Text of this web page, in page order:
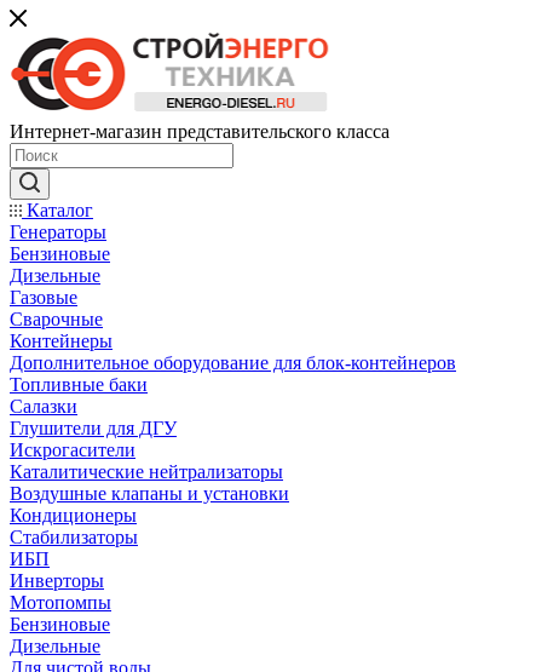
Интернет-магазин представительского класса
Каталог
Генераторы
Бензиновые
Дизельные
Газовые
Сварочные
Контейнеры
Дополнительное оборудование для блок-контейнеров
Топливные баки
Салазки
Глушители для ДГУ
Искрогасители
Каталитические нейтрализаторы
Воздушные клапаны и установки
Кондиционеры
Стабилизаторы
ИБП
Инверторы
Мотопомпы
Бензиновые
Дизельные
Для чистой воды